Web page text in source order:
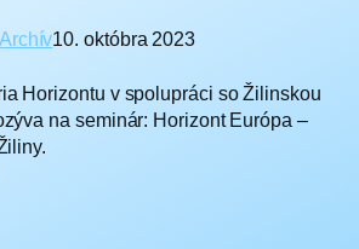
Archív10. októbra 2023
Horizontu v spolupráci so Žilinskou
na seminár: Horizont Európa –